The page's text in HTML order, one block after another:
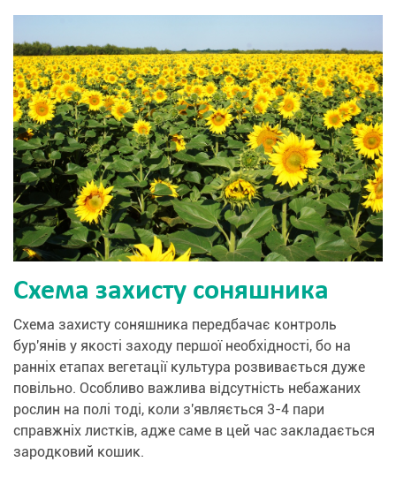
Схема захисту соняшника
Схема захисту соняшника передбачає контроль
бур'янів у якості заходу першої необхідності, бо на
ранніх етапах вегетації культура розвивається дуже
повільно. Особливо важлива відсутність небажаних
рослин на полі тоді, коли з'являється 3-4 пари
справжніх листків, адже саме в цей час закладається
зародковий кошик.